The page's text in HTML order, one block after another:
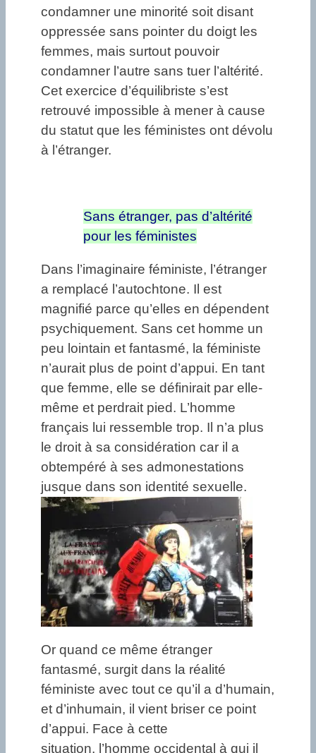
condamner une minorité soit disant
oppressée sans pointer du doigt les
femmes, mais surtout pouvoir
condamner l’autre sans tuer l’altérité.
Cet exercice d’équilibriste s’est
retrouvé impossible à mener à cause
du statut que les féministes ont dévolu
à l’étranger.
Sans étranger, pas d’altérité
pour les féministes
Dans l’imaginaire féministe, l’étranger
a remplacé l’autochtone. Il est
magnifié parce qu’elles en dépendent
psychiquement. Sans cet homme un
peu lointain et fantasmé, la féministe
n’aurait plus de point d’appui. En tant
que femme, elle se définirait par elle-
même et perdrait pied. L’homme
français lui ressemble trop. Il n’a plus
le droit à sa considération car il a
obtempéré à ses admonestations
jusque dans son identité sexuelle.
Or quand ce même étranger
fantasmé, surgit dans la réalité
féministe avec tout ce qu’il a d’humain,
et d’inhumain, il vient briser ce point
d’appui. Face à cette
situation, l’homme occidental à qui il